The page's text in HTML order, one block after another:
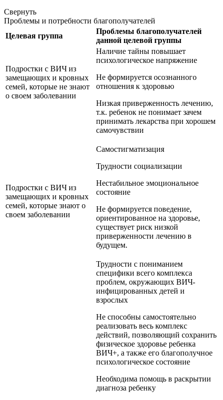
Свернуть
Проблемы и потребности благополучателей
Целевая группа
Проблемы благополучателей
данной целевой группы
Подростки с ВИЧ из
замещающих и кровных
семей, которые не знают
о своем заболевании
Наличие тайны повышает
психологическое напряжение
Не формируется осознанного
отношения к здоровью
Низкая приверженность лечению,
т.к. ребенок не понимает зачем
принимать лекарства при хорошем
самочувствии
Подростки с ВИЧ из
замещающих и кровных
семей, которые знают о
своем заболевании
Самостигматизация
Трудности социализации
Нестабильное эмоциональное
состояние
Не формируется поведение,
ориентированное на здоровье,
существует риск низкой
приверженности лечению в
будущем.
Трудности с пониманием
специфики всего комплекса
проблем, окружающих ВИЧ-
инфицированных детей и
взрослых
Не способны самостоятельно
реализовать весь комплекс
действий, позволяющий сохранить
физическое здоровье ребенка
ВИЧ+, а также его благополучное
психологическое состояние
Необходима помощь в раскрытии
диагноза ребенку